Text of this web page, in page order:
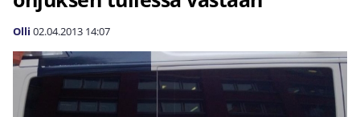
Olli 02.04.2013 14:07